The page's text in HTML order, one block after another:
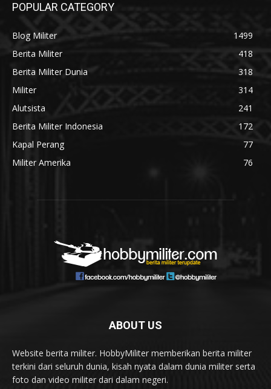
POPULAR CATEGORY
Blog Militer
1499
Berita Militer
418
Berita Militer Dunia
318
Militer
314
Alutsista
241
Berita Militer Indonesia
172
Kapal Perang
77
Militer Amerika
76
ABOUT US
Website berita militer. HobbyMiliter memberikan berita militer
terkini dari seluruh dunia, kisah nyata dalam dunia militer serta
foto dan video militer dari dalam negeri.